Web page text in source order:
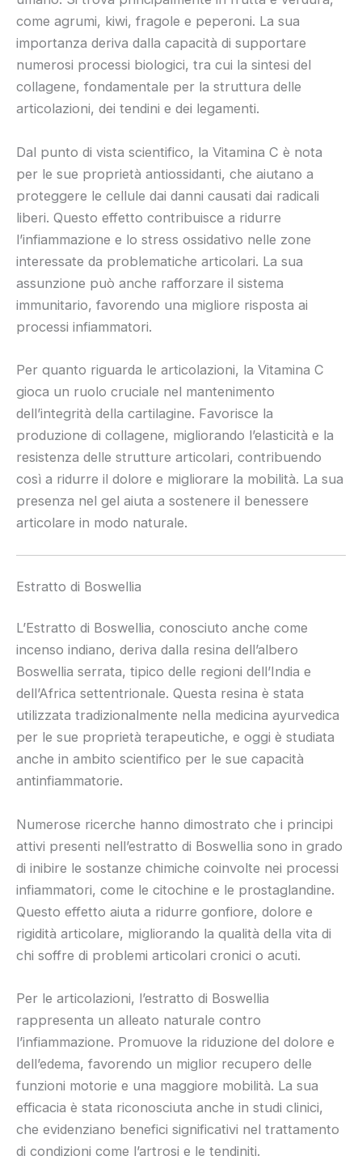
come agrumi, kiwi, fragole e peperoni. La sua
importanza deriva dalla capacità di supportare
numerosi processi biologici, tra cui la sintesi del
collagene, fondamentale per la struttura delle
articolazioni, dei tendini e dei legamenti.
Dal punto di vista scientifico, la Vitamina C è nota
per le sue proprietà antiossidanti, che aiutano a
proteggere le cellule dai danni causati dai radicali
liberi. Questo effetto contribuisce a ridurre
l’infiammazione e lo stress ossidativo nelle zone
interessate da problematiche articolari. La sua
assunzione può anche rafforzare il sistema
immunitario, favorendo una migliore risposta ai
processi infiammatori.
Per quanto riguarda le articolazioni, la Vitamina C
gioca un ruolo cruciale nel mantenimento
dell’integrità della cartilagine. Favorisce la
produzione di collagene, migliorando l’elasticità e la
resistenza delle strutture articolari, contribuendo
così a ridurre il dolore e migliorare la mobilità. La sua
presenza nel gel aiuta a sostenere il benessere
articolare in modo naturale.
Estratto di Boswellia
L’Estratto di Boswellia, conosciuto anche come
incenso indiano, deriva dalla resina dell’albero
Boswellia serrata, tipico delle regioni dell’India e
dell’Africa settentrionale. Questa resina è stata
utilizzata tradizionalmente nella medicina ayurvedica
per le sue proprietà terapeutiche, e oggi è studiata
anche in ambito scientifico per le sue capacità
antinfiammatorie.
Numerose ricerche hanno dimostrato che i principi
attivi presenti nell’estratto di Boswellia sono in grado
di inibire le sostanze chimiche coinvolte nei processi
infiammatori, come le citochine e le prostaglandine.
Questo effetto aiuta a ridurre gonfiore, dolore e
rigidità articolare, migliorando la qualità della vita di
chi soffre di problemi articolari cronici o acuti.
Per le articolazioni, l’estratto di Boswellia
rappresenta un alleato naturale contro
l’infiammazione. Promuove la riduzione del dolore e
dell’edema, favorendo un miglior recupero delle
funzioni motorie e una maggiore mobilità. La sua
efficacia è stata riconosciuta anche in studi clinici,
che evidenziano benefici significativi nel trattamento
di condizioni come l’artrosi e le tendiniti.